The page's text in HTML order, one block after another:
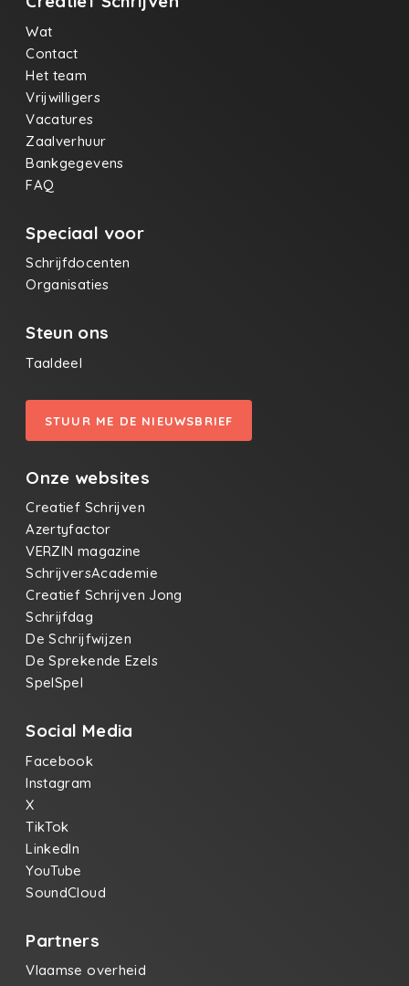
Wat
Contact
Het team
Vrijwilligers
Vacatures
Zaalverhuur
Bankgegevens
FAQ
Speciaal voor
Schrijfdocenten
Organisaties
Steun ons
Taaldeel
STUUR ME DE NIEUWSBRIEF
Onze websites
Creatief Schrijven
Azertyfactor
VERZIN magazine
SchrijversAcademie
Creatief Schrijven Jong
Schrijfdag
De Schrijfwijzen
De Sprekende Ezels
SpelSpel
Social Media
Facebook
Instagram
X
TikTok
LinkedIn
YouTube
SoundCloud
Partners
Vlaamse overheid